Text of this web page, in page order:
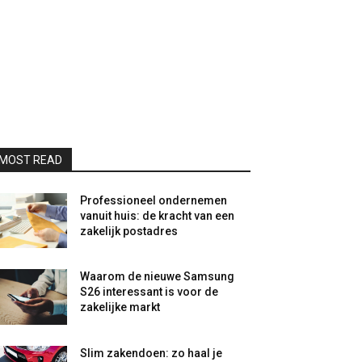
READ
Professioneel ondernemen
vanuit huis: de kracht van een
zakelijk postadres
Waarom de nieuwe Samsung
S26 interessant is voor de
zakelijke markt
Slim zakendoen: zo haal je